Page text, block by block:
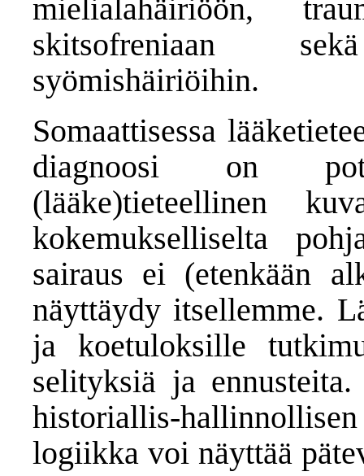
mielialahäiriöön,
skitsofreniaan
syömishäiriöihin.
Somaattisessa
diagnoosi on
(lääke)tieteellinen
kokemukselliselta
sairaus ei (etenkään
näyttäydy itsellemme.
ja koetuloksille
selityksiä ja
historiallis-
logiikka voi näyttää